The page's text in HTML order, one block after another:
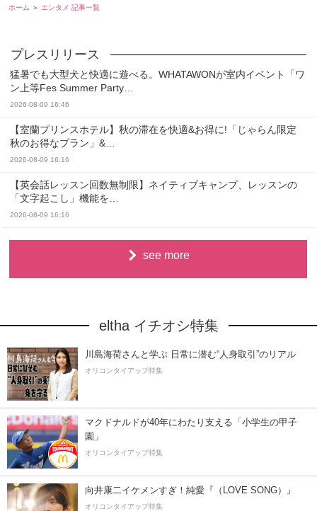
ホーム エンタメ 記事一覧
猛暑でも大型犬と快適に遊べる。WHATAWONが室内イベント「ワ
ン上等Fes Summer Party…
2026-08-09 16:46
【室蘭プリンスホテル】秋の滞在を快適&お得に!「じゃらん限定
秋のお得なプラン」&…
2026-08-09 16:16
【英会話レッスン回数無制限】ネイティブキャンプ、レッスンの
「文字起こし」機能を…
2026-08-09 16:16
see more
eltha イチオシ特集
川島海荷さんと学ぶ 日常に潜む“人身取引”のリアル
オリコンタイアップ特集
マクドナルドが40年にわたり支える「小学生の甲子
園」
オリコンタイアップ特集
向井康二イケメンすぎ！純愛『（LOVE SONG）』
オリコンタイアップ特集